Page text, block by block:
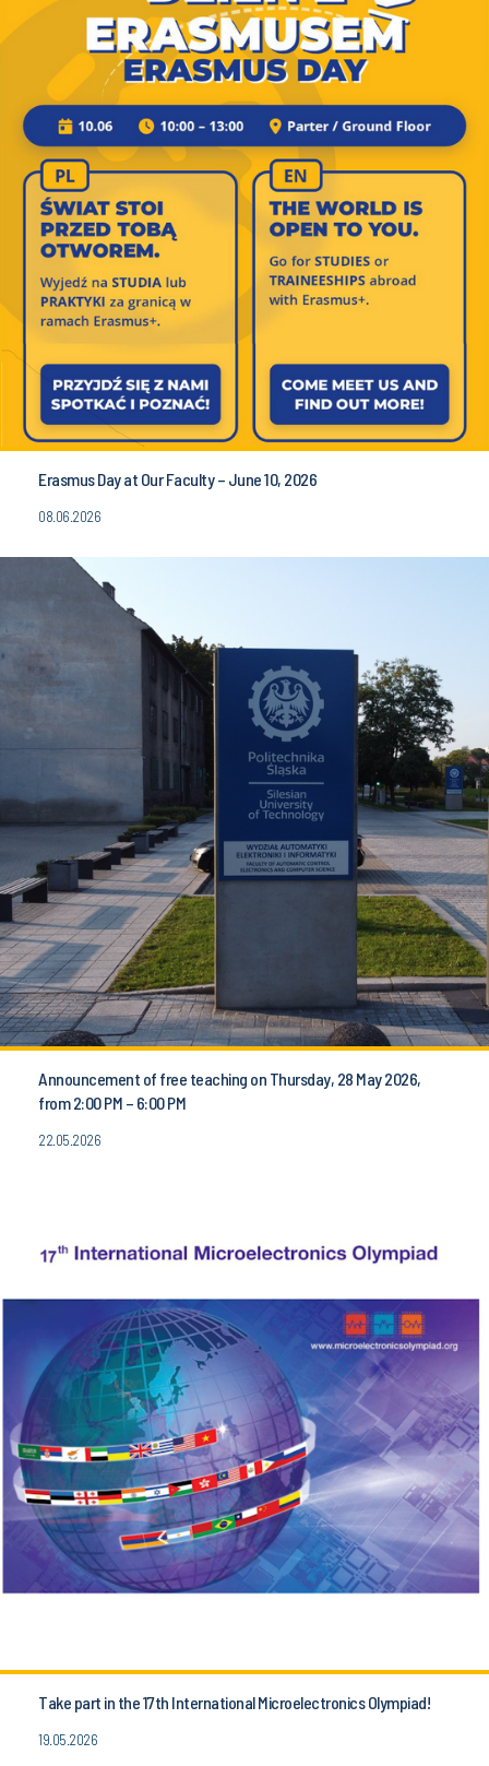
Erasmus Day at Our Faculty – June 10, 2026
08.06.2026
Announcement of free teaching on Thursday, 28 May 2026,
from 2:00 PM – 6:00 PM
22.05.2026
Take part in the 17th International Microelectronics Olympiad!
19.05.2026